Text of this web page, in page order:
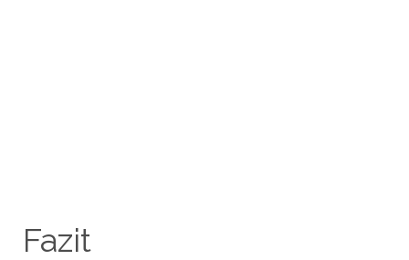
Fazit